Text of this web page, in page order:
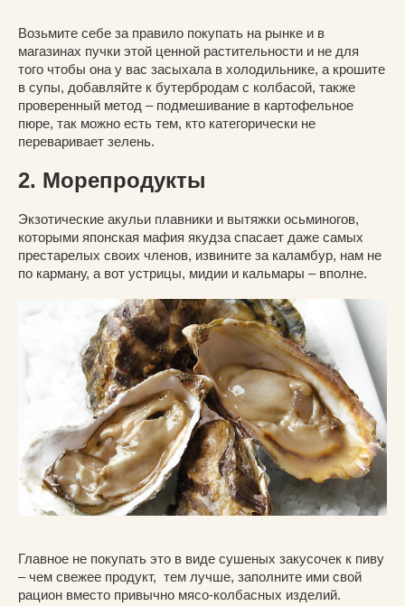
Возьмите себе за правило покупать на рынке и в
магазинах пучки этой ценной растительности и не для
того чтобы она у вас засыхала в холодильнике, а крошите
в супы, добавляйте к бутербродам с колбасой, также
проверенный метод – подмешивание в картофельное
пюре, так можно есть тем, кто категорически не
переваривает зелень.
2. Морепродукты
Экзотические акульи плавники и вытяжки осьминогов,
которыми японская мафия якудза спасает даже самых
престарелых своих членов, извините за каламбур, нам не
по карману, а вот устрицы, мидии и кальмары – вполне.
Главное не покупать это в виде сушеных закусочек к пиву
– чем свежее продукт, тем лучше, заполните ими свой
рацион вместо привычно мясо-колбасных изделий.